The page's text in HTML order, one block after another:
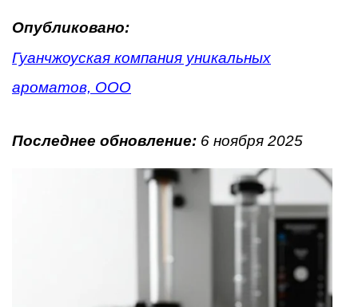
Опубликовано:
Гуанчжоуская компания уникальных
ароматов, ООО
Последнее обновление: 6 ноября 2025